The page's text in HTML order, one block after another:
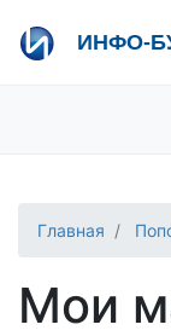
ИНФО-
Главная
Мои